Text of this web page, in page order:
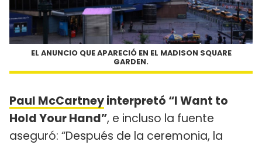
EL ANUNCIO QUE APARECIÓ EN EL MADISON SQUARE
GARDEN.
Paul McCartneyinterpretó “I Want to
Hold Your Hand”, e incluso la fuente
aseguró: “Después de la ceremonia, la